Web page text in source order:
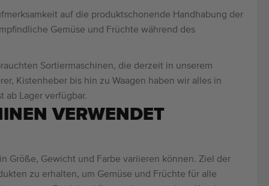
auf die produktschonende Handhabung der
Gemüse und Früchte während des
Sortiermaschinen, die derzeit in unserem
Kistenheber bis hin zu Waagen haben wir alles in
ab Lager verfügbar.
VERWENDET
Größe, Gewicht und Farbe variieren können. Ziel der
zu erhalten, um Gemüse und Früchte für alle